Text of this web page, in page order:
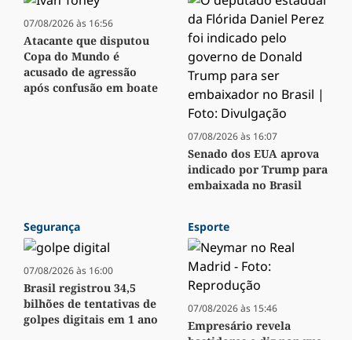
07/08/2026 às 16:56
Atacante que disputou
Copa do Mundo é
acusado de agressão
após confusão em boate
07/08/2026 às 16:07
Senado dos EUA aprova
indicado por Trump para
embaixada no Brasil
Segurança
07/08/2026 às 16:00
Brasil registrou 34,5
bilhões de tentativas de
golpes digitais em 1 ano
Esporte
07/08/2026 às 15:46
Empresário revela